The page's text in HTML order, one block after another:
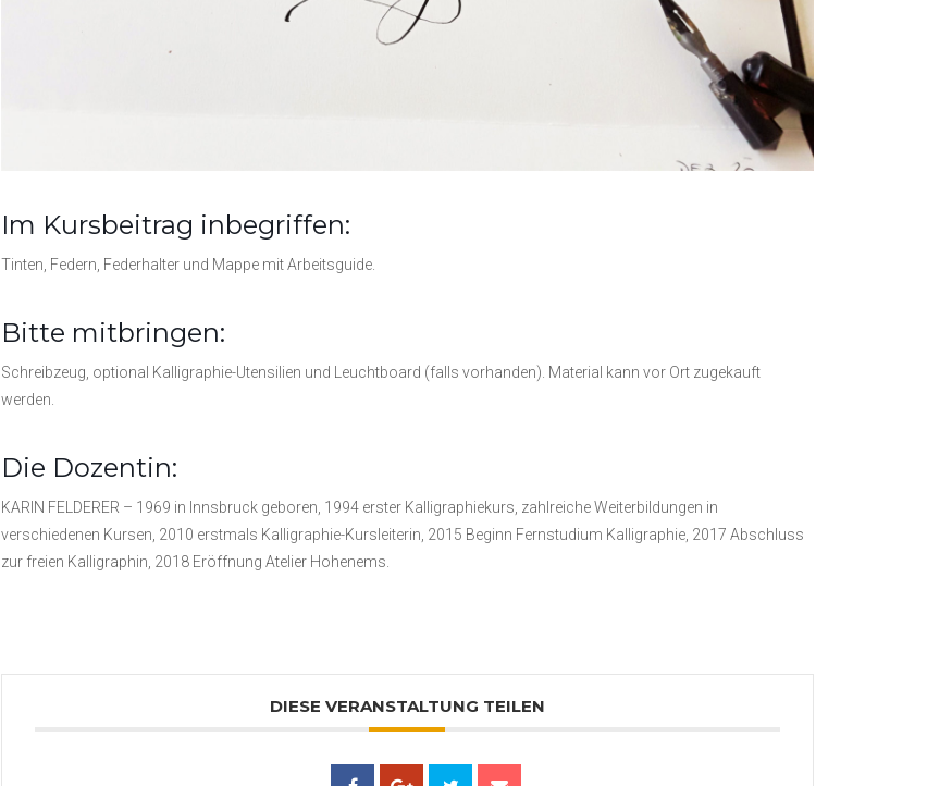
Im Kursbeitrag inbegriffen:
Tinten, Federn, Federhalter und Mappe mit Arbeitsguide.
Bitte mitbringen:
Schreibzeug, optional Kalligraphie-Utensilien und Leuchtboard (falls vorhanden). Material kann vor Ort zugekauft
werden.
Die Dozentin:
KARIN FELDERER – 1969 in Innsbruck geboren, 1994 erster Kalligraphiekurs, zahlreiche Weiterbildungen in
verschiedenen Kursen, 2010 erstmals Kalligraphie-Kursleiterin, 2015 Beginn Fernstudium Kalligraphie, 2017 Abschluss
zur freien Kalligraphin, 2018 Eröffnung Atelier Hohenems.
DIESE VERANSTALTUNG TEILEN